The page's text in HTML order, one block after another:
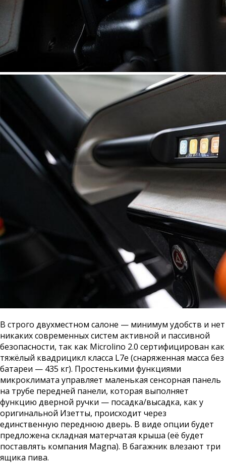
В строго двухместном салоне — минимум удобств и нет
никаких современных систем активной и пассивной
безопасности, так как Microlino 2.0 сертифицирован как
тяжёлый квадрицикл класса L7e (снаряженная масса без
батареи — 435 кг). Простенькими функциями
микроклимата управляет маленькая сенсорная панель
на трубе передней панели, которая выполняет
функцию дверной ручки — посадка/высадка, как у
оригинальной Изетты, происходит через
единственную переднюю дверь. В виде опции будет
предложена складная матерчатая крыша (её будет
поставлять компания Magna). В багажник влезают три
ящика пива.